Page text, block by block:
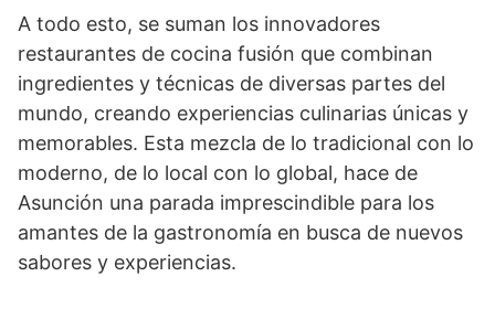
A todo esto, se suman los innovadores
restaurantes de cocina fusión que combinan
ingredientes y técnicas de diversas partes del
mundo, creando experiencias culinarias únicas y
memorables. Esta mezcla de lo tradicional con lo
moderno, de lo local con lo global, hace de
Asunción una parada imprescindible para los
amantes de la gastronomía en busca de nuevos
sabores y experiencias.